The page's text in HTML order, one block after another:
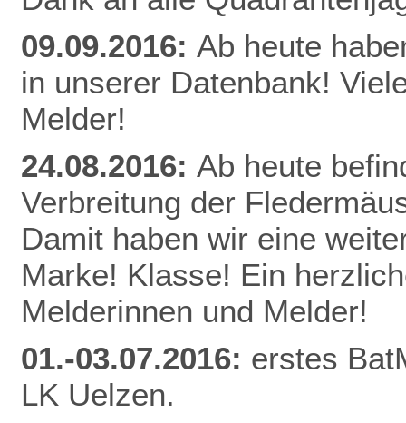
09.09.2016: Ab heute
in unserer Datenbank!
Melder!
24.08.2016: Ab heute
Verbreitung der
Damit haben wir eine
Marke! Klasse! Ein
Melderinnen und Melder!
01.-03.07.2016: erstes
LK Uelzen.